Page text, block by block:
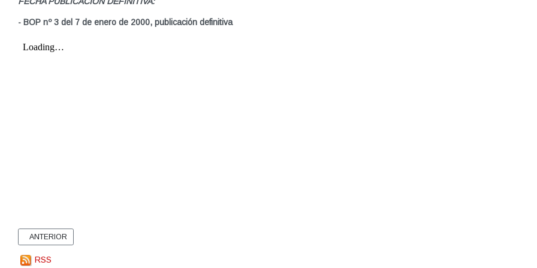
- BOP nº 3 del 7 de enero de 2000, publicación definitiva
ARTÍCULO ANTERIOR: ORDENANZA FISCAL: INCREMENTO DE VALOR DE LOS TERRENOS DE NATURALEZA URBANA
ANTERIOR
RSS